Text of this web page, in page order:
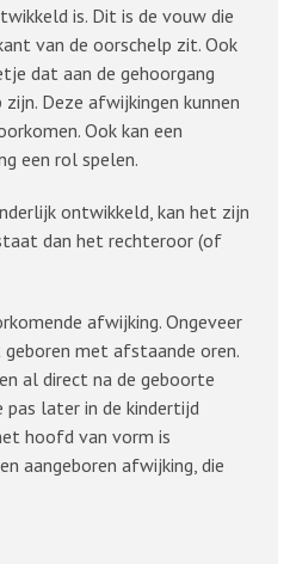
is. Dit is de vouw die
van de oorschelp zit. Ook
dat aan de gehoorgang
Deze afwijkingen kunnen
Ook kan een
een rol spelen.
ontwikkeld, kan het zijn
dan het rechteroor (of
afwijking. Ongeveer
met afstaande oren.
al direct na de geboorte
pas later in de kindertijd
hoofd van vorm is
aangeboren afwijking, die